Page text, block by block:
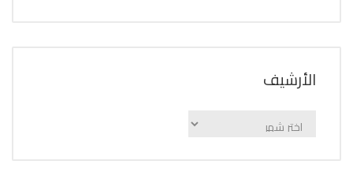
اﻷرشيف
اﻷرشيف